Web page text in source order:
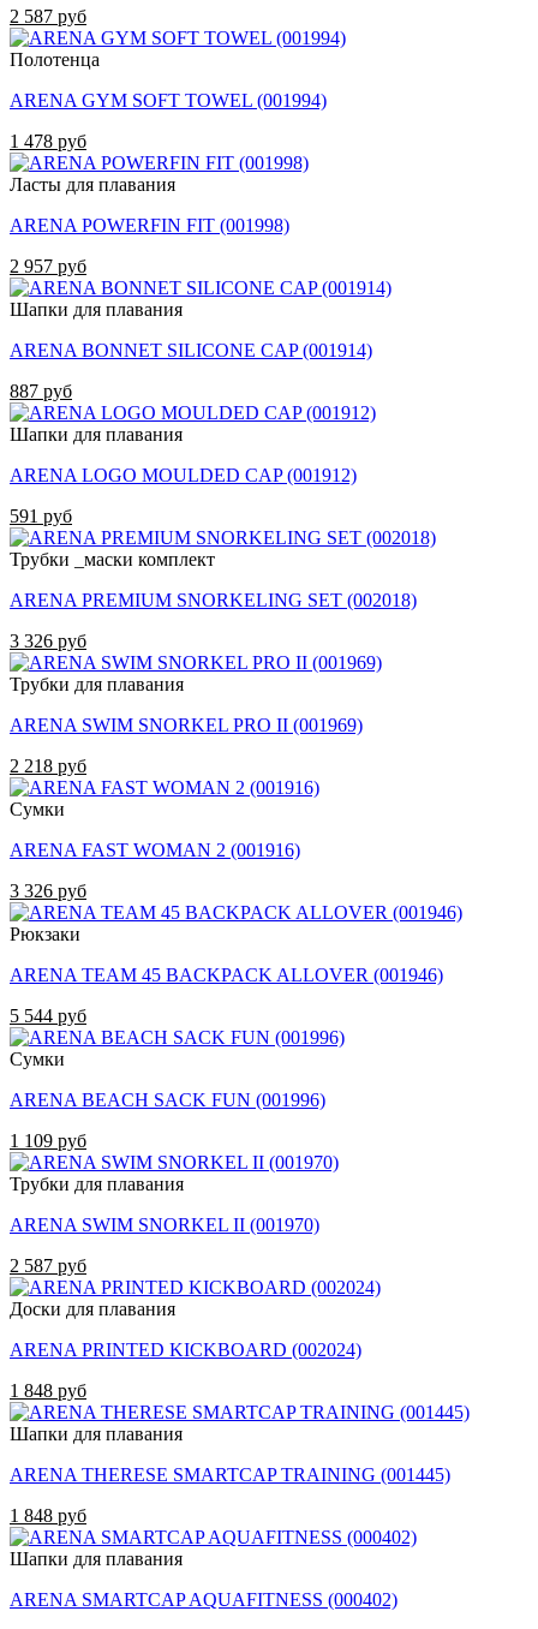
2 587 руб
Полотенца
ARENA GYM SOFT TOWEL (001994)
1 478 руб
Ласты для плавания
ARENA POWERFIN FIT (001998)
2 957 руб
Шапки для плавания
ARENA BONNET SILICONE CAP (001914)
887 руб
Шапки для плавания
ARENA LOGO MOULDED CAP (001912)
591 руб
Трубки _маски комплект
ARENA PREMIUM SNORKELING SET (002018)
3 326 руб
Трубки для плавания
ARENA SWIM SNORKEL PRO II (001969)
2 218 руб
Сумки
ARENA FAST WOMAN 2 (001916)
3 326 руб
Рюкзаки
ARENA TEAM 45 BACKPACK ALLOVER (001946)
5 544 руб
Сумки
ARENA BEACH SACK FUN (001996)
1 109 руб
Трубки для плавания
ARENA SWIM SNORKEL II (001970)
2 587 руб
Доски для плавания
ARENA PRINTED KICKBOARD (002024)
1 848 руб
Шапки для плавания
ARENA THERESE SMARTCAP TRAINING (001445)
1 848 руб
Шапки для плавания
ARENA SMARTCAP AQUAFITNESS (000402)